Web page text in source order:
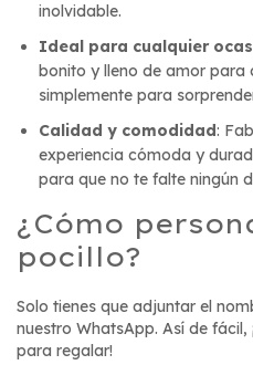
inolvidable.
Ideal para cualquier
bonito y lleno de amor para
simplemente para
Calidad y comodidad:
experiencia cómoda y
para que no te falte ningún
¿Cómo
pocillo?
Solo tienes que adjuntar el
nuestro WhatsApp. Así de fácil,
para regalar!